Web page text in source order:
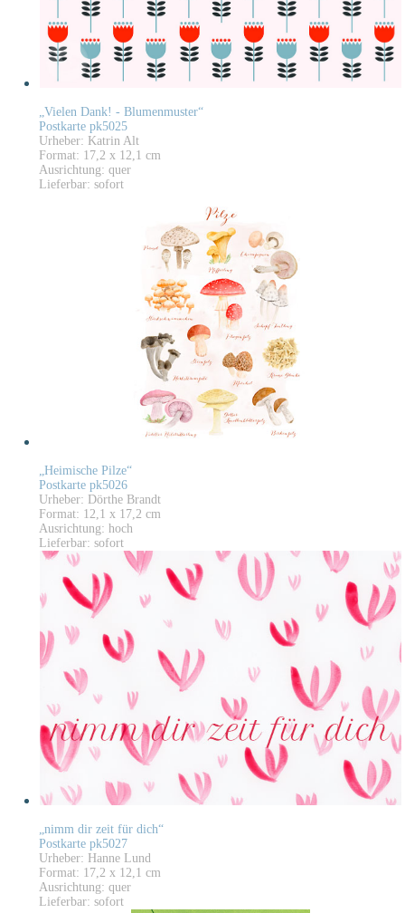
„Vielen Dank! - Blumenmuster“
Postkarte pk5025
Urheber: Katrin Alt
Format: 17,2 x 12,1 cm
Ausrichtung: quer
Lieferbar: sofort
„Heimische Pilze“
Postkarte pk5026
Urheber: Dörthe Brandt
Format: 12,1 x 17,2 cm
Ausrichtung: hoch
Lieferbar: sofort
„nimm dir zeit für dich“
Postkarte pk5027
Urheber: Hanne Lund
Format: 17,2 x 12,1 cm
Ausrichtung: quer
Lieferbar: sofort